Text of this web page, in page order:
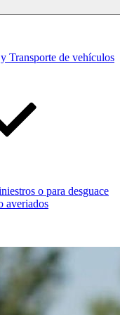
Transporte de vehículos
o para desguace
averiados